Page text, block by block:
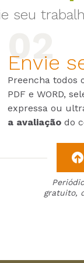
seu
Envie
Preencha todos
PDF e WORD,
expressa ou
a avaliação do
gratuito,